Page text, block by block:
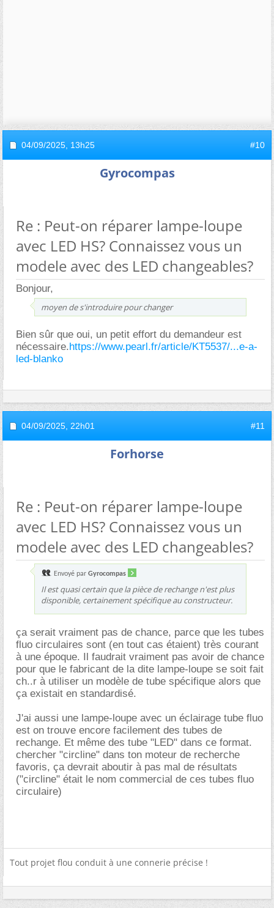
04/09/2025, 13h25 #10
Gyrocompas
Re : Peut-on réparer lampe-loupe
avec LED HS? Connaissez vous un
modele avec des LED changeables?
Bonjour,
moyen de s'introduire pour changer
Bien sûr que oui, un petit effort du demandeur est
nécessaire.https://www.pearl.fr/article/KT5537/...e-a-
led-blanko
04/09/2025, 22h01 #11
Forhorse
Re : Peut-on réparer lampe-loupe
avec LED HS? Connaissez vous un
modele avec des LED changeables?
Envoyé par Gyrocompas
Il est quasi certain que la pièce de rechange n'est plus
disponible, certainement spécifique au constructeur.
ça serait vraiment pas de chance, parce que les tubes
fluo circulaires sont (en tout cas étaient) très courant
à une époque. Il faudrait vraiment pas avoir de chance
pour que le fabricant de la dite lampe-loupe se soit fait
ch..r à utiliser un modèle de tube spécifique alors que
ça existait en standardisé.
J'ai aussi une lampe-loupe avec un éclairage tube fluo
est on trouve encore facilement des tubes de
rechange. Et même des tube "LED" dans ce format.
chercher "circline" dans ton moteur de recherche
favoris, ça devrait aboutir à pas mal de résultats
("circline" était le nom commercial de ces tubes fluo
circulaire)
Tout projet flou conduit à une connerie précise !